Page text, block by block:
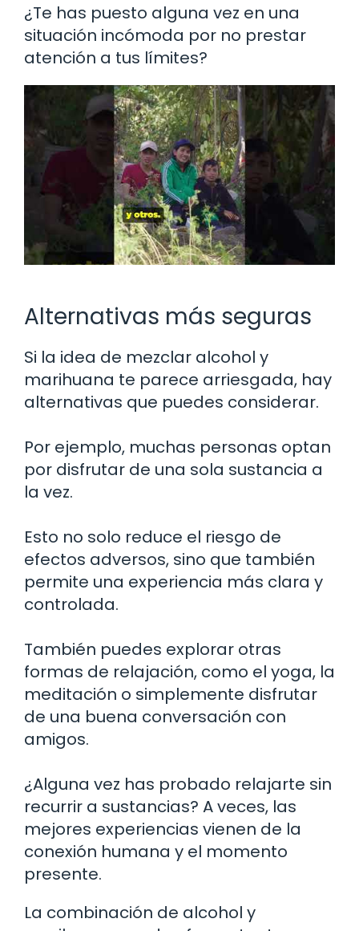
¿Te has puesto alguna vez en una
situación incómoda por no prestar
atención a tus límites?
Alternativas más seguras
Si la idea de mezclar alcohol y
marihuana te parece arriesgada, hay
alternativas que puedes considerar.
Por ejemplo, muchas personas optan
por disfrutar de una sola sustancia a
la vez.
Esto no solo reduce el riesgo de
efectos adversos, sino que también
permite una experiencia más clara y
controlada.
También puedes explorar otras
formas de relajación, como el yoga, la
meditación o simplemente disfrutar
de una buena conversación con
amigos.
¿Alguna vez has probado relajarte sin
recurrir a sustancias? A veces, las
mejores experiencias vienen de la
conexión humana y el momento
presente.
La combinación de alcohol y